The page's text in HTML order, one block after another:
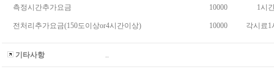
측정시간추가요금 10000 1시
전처리추가요금(150도이상or4시간이상) 10000 각시료1
기타사항 ..